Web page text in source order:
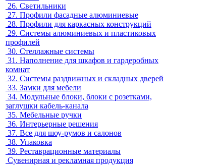
26. Светильники
27. Профили фасадные алюминиевые
28. Профили для каркасных конструкций
29. Системы алюминиевых и пластиковых
профилей
30. Стеллажные системы
31. Наполнение для шкафов и гардеробных
комнат
32. Системы раздвижных и складных дверей
33. Замки для мебели
34. Модульные блоки, блоки с розетками,
заглушки кабель-канала
35. Мебельные ручки
36. Интерьерные решения
37. Все для шоу-румов и салонов
38. Упаковка
39. Реставрационные материалы
Сувенирная и рекламная продукция